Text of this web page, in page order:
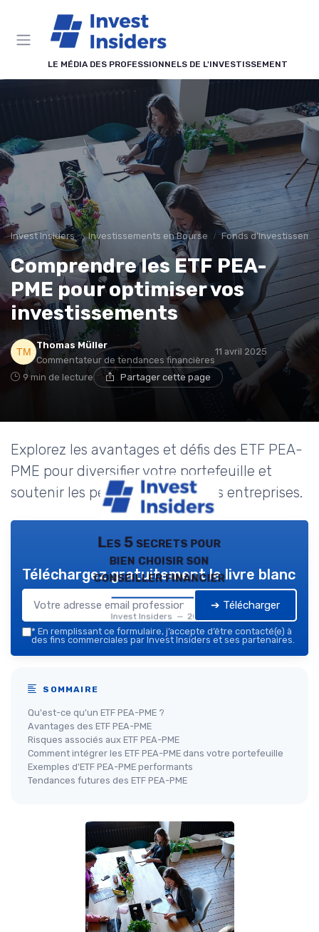
LE MÉDIA DES PROFESSIONNELS DE L'INVESTISSEMENT
Invest Insiders Investissements en Bourse Fonds
Comprendre les ETF PEA-
PME pour optimiser vos
investissements
Thomas Müller
Commentateur de tendances financières
11 avril 2025
9 min de lecture Partager cette page
Explorez les avantages et défis des ETF PEA-
PME pour diversifier votre portefeuille et
soutenir les petites et moyennes entreprises.
Les 5 secrets pour
bien choisir son
conseiller financier
Invest Insiders — 2026
Téléchargez gratuitement le livre blanc
➔ Télécharger
* En remplissant ce formulaire, j’accepte d’être contacté(e) à
des fins commerciales par Invest Insiders et ses partenaires.
SOMMAIRE
Qu'est-ce qu'un ETF PEA-PME ?
Avantages des ETF PEA-PME
Risques associés aux ETF PEA-PME
Comment intégrer les ETF PEA-PME dans votre portefeuille
Exemples d'ETF PEA-PME performants
Tendances futures des ETF PEA-PME